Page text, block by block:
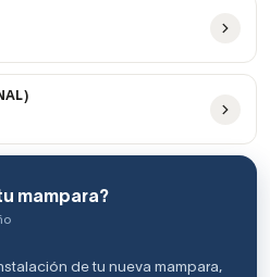
mampara?
de tu nueva mampara,